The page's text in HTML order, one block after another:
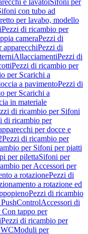
e lavatoiSifoni per
con tubo ad
per lavabo, modello
Pezzi di ricambio per
cameraPezzi di
apparecchiPezzi di
AllacciamentiPezzi di
Pezzi di ricambio per
per Scarichi a
a pavimentoPezzi di
per Scarichi a
in materiale
di ricambio per Sifoni
di ricambio per
per docce e
Pezzi di ricambio per
per Sifoni per piatti
per pilettaSifoni per
per Accessori per
a rotazionePezzi di
a rotazione ed
Pezzi di ricambio
Accessori di
tappo per
Pezzi di ricambio per
Moduli per